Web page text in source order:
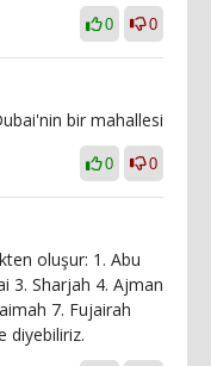
0 0
bir mahallesi
0 0
oluşur: 1. Abu
3. Sharjah 4. Ajman
7. Fujairah
diyebiliriz.